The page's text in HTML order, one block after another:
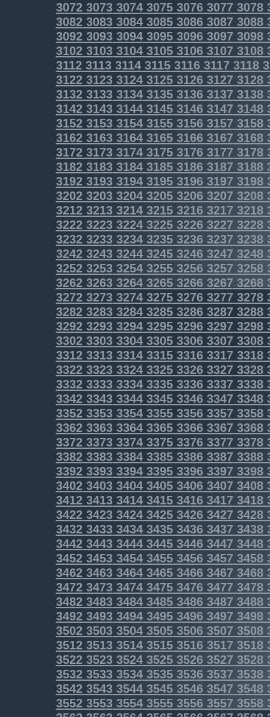
3072307330743075307630773078
3082308330843085308630873088
3092309330943095309630973098
3102310331043105310631073108
311231133114311531163117 3118
312231233124312531263127 3128
313231333134313531363137 3138
314231433144314531463147 3148
315231533154315531563157 3158
316231633164316531663167 3168
317231733174317531763177 3178
318231833184318531863187 3188
319231933194319531963197 3198
320232033204320532063207 3208
321232133214321532163217 3218
322232233224322532263227 3228
323232333234323532363237 3238
324232433244324532463247 3248
325232533254325532563257 3258
326232633264326532663267 3268
3272327332743275327632773278
3282328332843285328632873288
3292329332943295329632973298
3302330333043305330633073308
3312331333143315331633173318
3322332333243325332633273328
3332333333343335333633373338
3342334333443345334633473348
3352335333543355335633573358
3362336333643365336633673368
3372337333743375337633773378
3382338333843385338633873388
3392339333943395339633973398
3402340334043405340634073408
3412341334143415341634173418
342234233424342534263427 3428
343234333434343534363437 3438
344234433444344534463447 3448
345234533454345534563457 3458
346234633464346534663467 3468
347234733474347534763477 3478
348234833484348534863487 3488
349234933494349534963497 3498
350235033504350535063507 3508
351235133514351535163517 3518
352235233524352535263527 3528
353235333534353535363537 3538
354235433544354535463547 3548
355235533554355535563557 3558